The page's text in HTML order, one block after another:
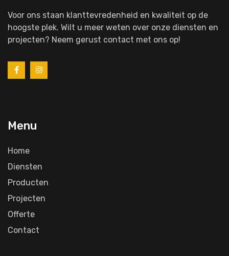
Voor ons staan klanttevredenheid en kwaliteit op de
hoogste plek. Wilt u meer weten over onze diensten en
projecten? Neem gerust contact met ons op!
Menu
Home
Diensten
Producten
Projecten
Offerte
Contact